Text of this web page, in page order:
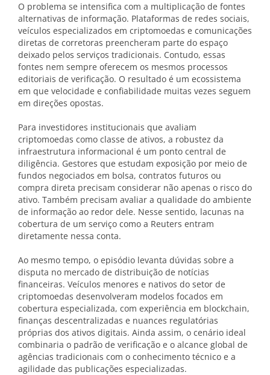
O problema se intensifica com a multiplicação de fontes
alternativas de informação. Plataformas de redes sociais,
veículos especializados em criptomoedas e comunicações
diretas de corretoras preencheram parte do espaço
deixado pelos serviços tradicionais. Contudo, essas
fontes nem sempre oferecem os mesmos processos
editoriais de verificação. O resultado é um ecossistema
em que velocidade e confiabilidade muitas vezes seguem
em direções opostas.
Para investidores institucionais que avaliam
criptomoedas como classe de ativos, a robustez da
infraestrutura informacional é um ponto central de
diligência. Gestores que estudam exposição por meio de
fundos negociados em bolsa, contratos futuros ou
compra direta precisam considerar não apenas o risco do
ativo. Também precisam avaliar a qualidade do ambiente
de informação ao redor dele. Nesse sentido, lacunas na
cobertura de um serviço como a Reuters entram
diretamente nessa conta.
Ao mesmo tempo, o episódio levanta dúvidas sobre a
disputa no mercado de distribuição de notícias
financeiras. Veículos menores e nativos do setor de
criptomoedas desenvolveram modelos focados em
cobertura especializada, com experiência em blockchain,
finanças descentralizadas e nuances regulatórias
próprias dos ativos digitais. Ainda assim, o cenário ideal
combinaria o padrão de verificação e o alcance global de
agências tradicionais com o conhecimento técnico e a
agilidade das publicações especializadas.